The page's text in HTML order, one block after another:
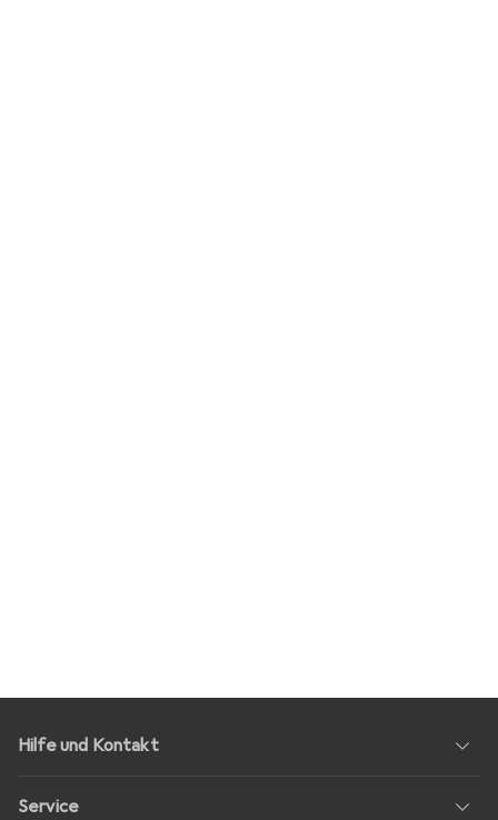
Hilfe und Kontakt
Service